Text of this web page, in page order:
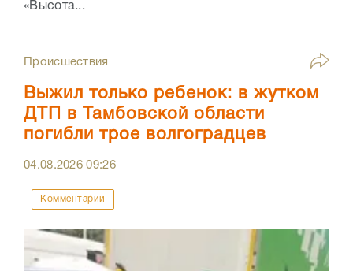
«Высота...
Происшествия
Выжил только ребенок: в жутком
ДТП в Тамбовской области
погибли трое волгоградцев
04.08.202609:26
Комментарии